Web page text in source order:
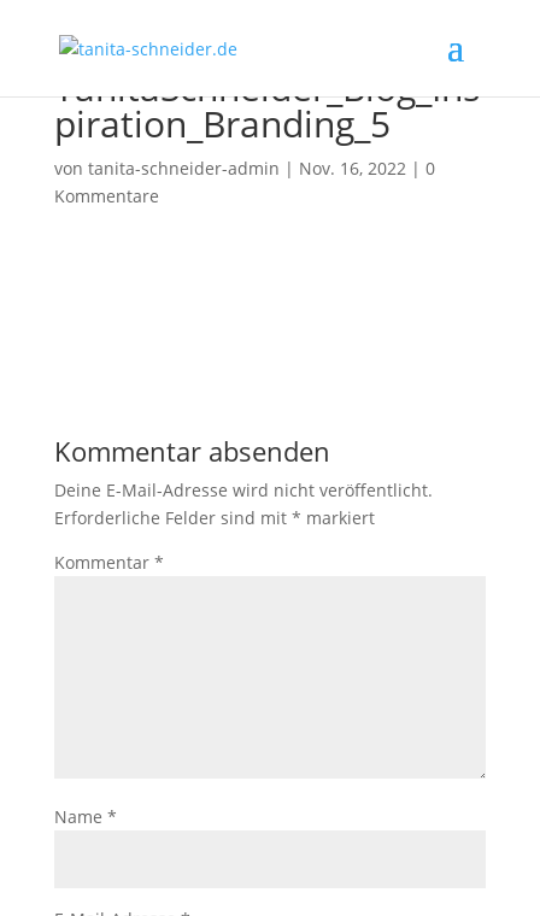
TanitaSchneider_Blog_Ins
piration_Branding_5
von tanita-schneider-admin | Nov. 16, 2022| 0
Kommentare
Kommentar absenden
Deine E-Mail-Adresse wird nicht veröffentlicht.
Erforderliche Felder sind mit * markiert
Kommentar *
Name *